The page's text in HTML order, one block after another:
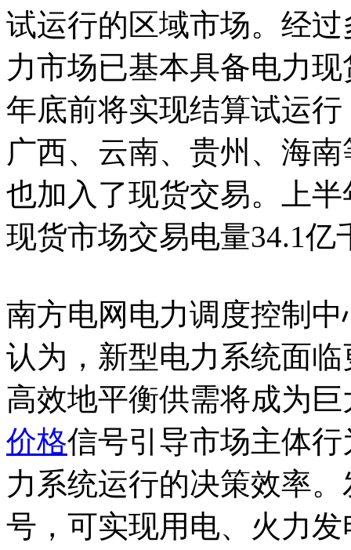
试运行的区域市场。经
力市场已基本具备电力
年底前将实现结算试运
广西、云南、贵州、海
也加入了现货交易。上
现货市场交易电量34.1亿
南方电网电力调度控制
认为，新型电力系统面
高效地平衡供需将成为
价格信号引导市场主体
力系统运行的决策效率
号，可实现用电、火力